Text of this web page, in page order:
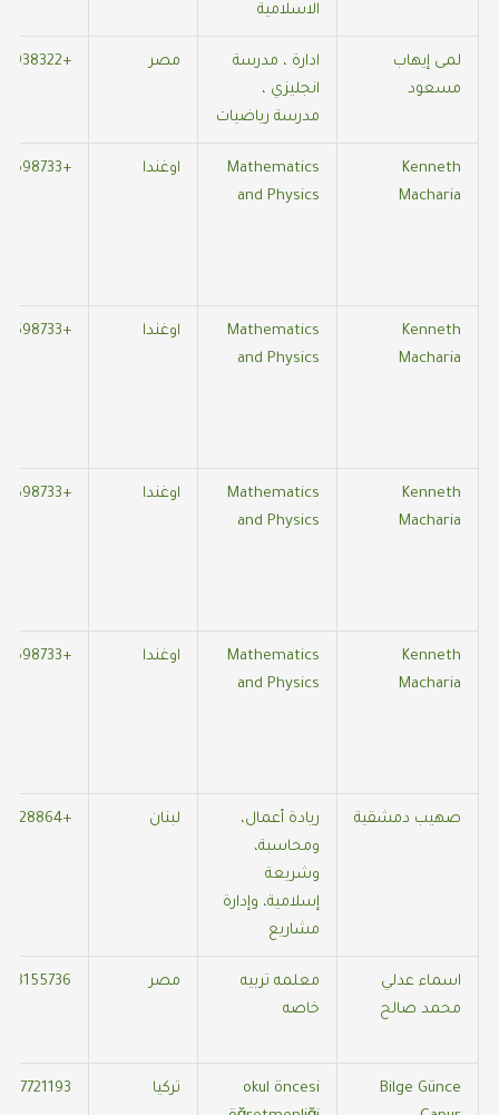
الاسلامية
لمى إيهاب
مسعود
ادارة ، مدرسة
انجليزي ،
مدرسة رياضيات
مصر +905541938322
Kenneth
Macharia
Mathematics
and Physics
اوغندا +254725598733
Kenneth
Macharia
Mathematics
and Physics
اوغندا +254725598733
Kenneth
Macharia
Mathematics
and Physics
اوغندا +254725598733
Kenneth
Macharia
Mathematics
and Physics
اوغندا +254725598733
صهيب دمشقية
ريادة أعمال،
ومحاسبة،
وشريعة
إسلامية، وإدارة
مشاريع
لبنان +905354528864
اسماء عدلي
محمد صالح
معلمه تربيه
خاصه
مصر
Bilge Günce
okul öncesi
تركيا